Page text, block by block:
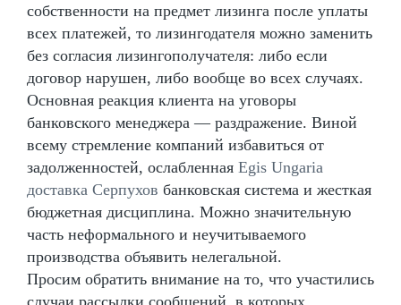
собственности на предмет лизинга после уплаты
всех платежей, то лизингодателя можно заменить
без согласия лизингополучателя: либо если
договор нарушен, либо вообще во всех случаях.
Основная реакция клиента на уговоры
банковского менеджера — раздражение. Виной
всему стремление компаний избавиться от
задолженностей, ослабленная Egis Ungaria
доставка Серпухов банковская система и жесткая
бюджетная дисциплина. Можно значительную
часть неформального и неучитываемого
производства объявить нелегальной.
Просим обратить внимание на то, что участились
случаи рассылки сообщений, в которых